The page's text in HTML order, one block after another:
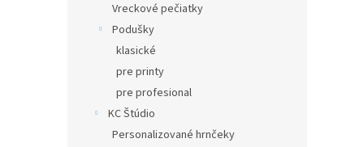
Vreckové pečiatky
Podušky
klasické
pre printy
pre profesional
KC Štúdio
Personalizované hrnčeky